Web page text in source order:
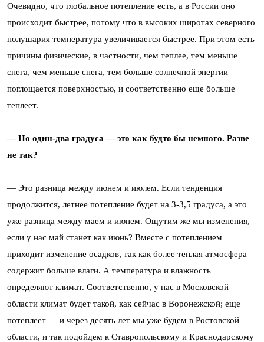
Очевидно, что глобальное потепление есть, а в России оно
происходит быстрее, потому что в высоких широтах северного
полушария температура увеличивается быстрее. При этом есть
причины физические, в частности, чем теплее, тем меньше
снега, чем меньше снега, тем больше солнечной энергии
поглощается поверхностью, и соответственно еще больше
теплеет.
— Но один-два градуса — это как будто бы немного. Разве
не так?
— Это разница между июнем и июлем. Если тенденция
продолжится, летнее потепление будет на 3-3,5 градуса, а это
уже разница между маем и июнем. Ощутим же мы изменения,
если у нас май станет как июнь? Вместе с потеплением
приходит изменение осадков, так как более теплая атмосфера
содержит больше влаги. А температура и влажность
определяют климат. Соответственно, у нас в Московской
области климат будет такой, как сейчас в Воронежской; еще
потеплеет — и через десять лет мы уже будем в Ростовской
области, и так подойдем к Ставропольскому и Краснодарскому